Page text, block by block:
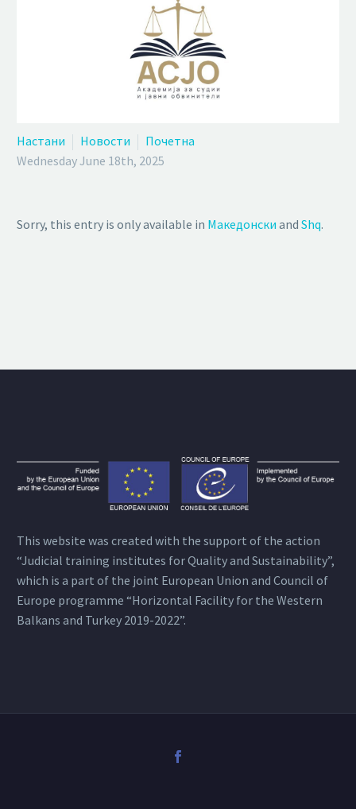
Настани Новости
Почетна
Wednesday June 18th, 2025
Sorry, this entry is only available in Македонски and Shq.
This website was created with the support of the action
“Judicial training institutes for Quality and Sustainability”,
which is a part of the joint European Union and Council of
Europe programme “Horizontal Facility for the Western
Balkans and Turkey 2019-2022”.